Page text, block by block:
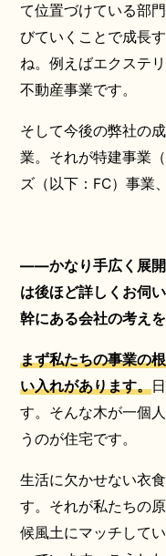
て位置づけている部
びていくことで成長
ね。例えばエクステ
不動産事業です。
そして今後の弊社の
業。それが特建事業
ズ（以下：FC）事業
――かなり手広く展開
は後ほど詳しくお伺
幹にある会社の考え
まず私たちの事業の
い入れがあります。
す。そんな木が一個
うのが住宅です。
生活に欠かせない衣
す。それが私たちの
候風土にマッチして